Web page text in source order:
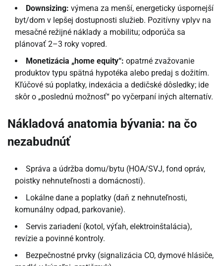
Downsizing: výmena za menší, energeticky úspornejší
byt/dom v lepšej dostupnosti služieb. Pozitívny vplyv na
mesačné režijné náklady a mobilitu; odporúča sa
plánovať 2–3 roky vopred.
Monetizácia „home equity“: opatrné zvažovanie
produktov typu spätná hypotéka alebo predaj s dožitím.
Kľúčové sú poplatky, indexácia a dedičské dôsledky; ide
skôr o „poslednú možnosť“ po vyčerpaní iných alternatív.
Nákladová anatomia bývania: na čo
nezabudnúť
Správa a údržba domu/bytu (HOA/SVJ, fond opráv,
poistky nehnuteľnosti a domácnosti).
Lokálne dane a poplatky (daň z nehnuteľnosti,
komunálny odpad, parkovanie).
Servis zariadení (kotol, výťah, elektroinštalácia),
revízie a povinné kontroly.
Bezpečnostné prvky (signalizácia CO, dymové hlásiče,